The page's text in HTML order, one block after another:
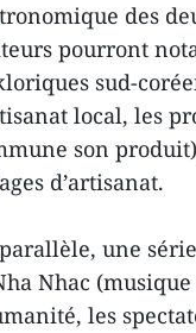
des
pourront
sud-
local, les
son
d’artisanat.
une
Nhac
les